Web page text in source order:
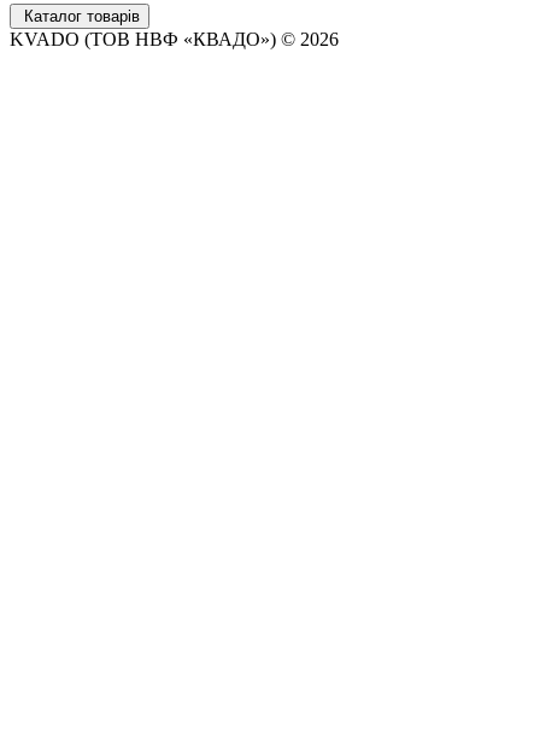
Каталог товарів
KVADO (ТОВ НВФ «КВАДО») © 2026